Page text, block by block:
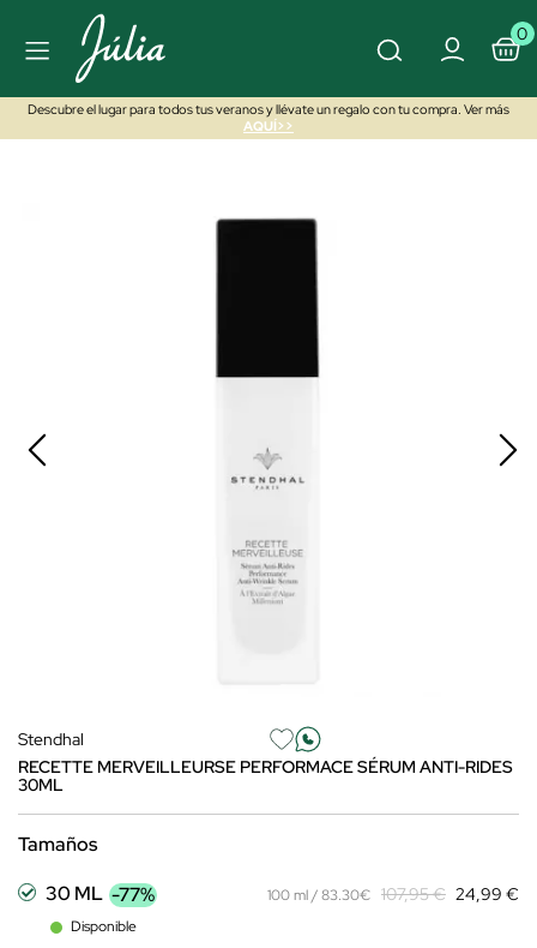
0
Descubre el lugar para todos tus veranos y llévate un regalo con tu compra. Ver más
AQUÍ>>
Stendhal
RECETTE MERVEILLEURSE PERFORMACE SÉRUM ANTI-RIDES
30ML
Tamaños
30 ML -77%
Disponible
100 ml / 83.30€ 107,95 € 24,99 €